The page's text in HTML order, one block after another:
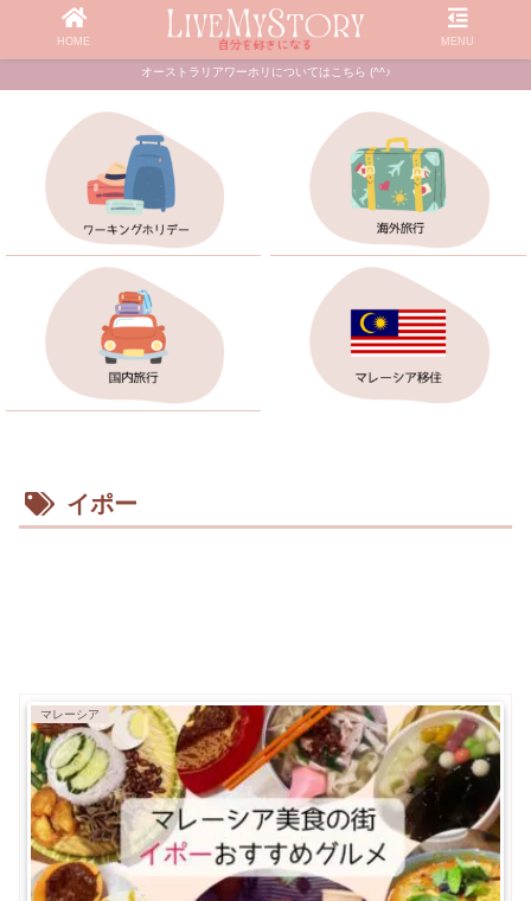
オーストラリアワーホリについてはこちら (^^♪
イポー
マレーシア
HOME MENU